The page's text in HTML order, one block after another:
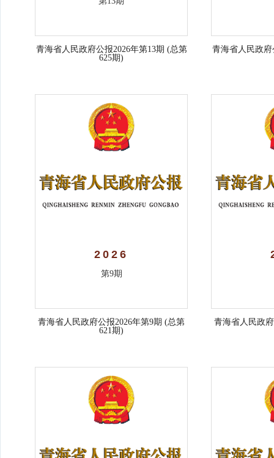
青海省人民政府公报2026年第13期 (总第
625期)
青海省人民政府
2026
第9期
青海省人民政府公报2026年第9期 (总第
621期)
青海省人民政